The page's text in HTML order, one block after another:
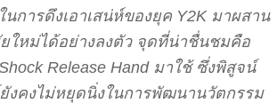
นการดึงเอาเสน่ห์ของยุค Y2K มาผสาน
ใหม่ได้อย่างลงตัว จุดที่น่าชื่นชมคือ
Release Hand มาใช้ ซึ่งพิสูจน์
งคงไม่หยุดนิ่งในการพัฒนานวัตกรรม